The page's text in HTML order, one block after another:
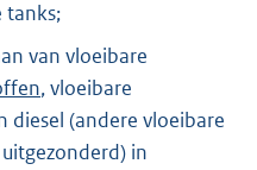
tanks;
van vloeibare
, vloeibare
diesel (andere vloeibare
in